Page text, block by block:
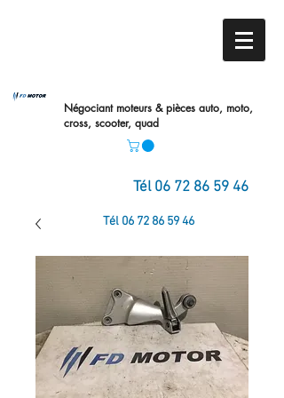
Négociant moteurs & pièces auto, moto,
cross, scooter, quad
Tél 06 72 86 59 46
Tél 06 72 86 59 46